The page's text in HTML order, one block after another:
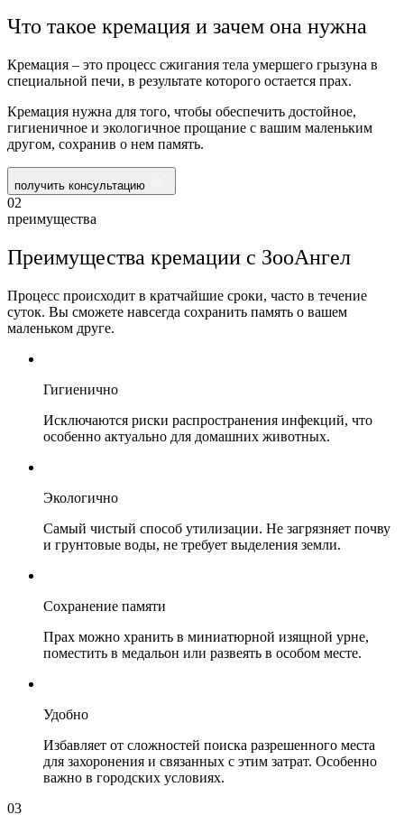
Что такое кремация и зачем она нужна
Кремация – это процесс сжигания тела умершего грызуна в
специальной печи, в результате которого остается прах.
Кремация нужна для того, чтобы обеспечить достойное,
гигиеничное и экологичное прощание с вашим маленьким
другом, сохранив о нем память.
получить консультацию
02
преимущества
Преимущества кремации с ЗооАнгел
Процесс происходит в кратчайшие сроки, часто в течение
суток. Вы сможете навсегда сохранить память о вашем
маленьком друге.
Гигиенично
Исключаются риски распространения инфекций, что
особенно актуально для домашних животных.
Экологично
Самый чистый способ утилизации. Не загрязняет почву
и грунтовые воды, не требует выделения земли.
Сохранение памяти
Прах можно хранить в миниатюрной изящной урне,
поместить в медальон или развеять в особом месте.
Удобно
Избавляет от сложностей поиска разрешенного места
для захоронения и связанных с этим затрат. Особенно
важно в городских условиях.
03